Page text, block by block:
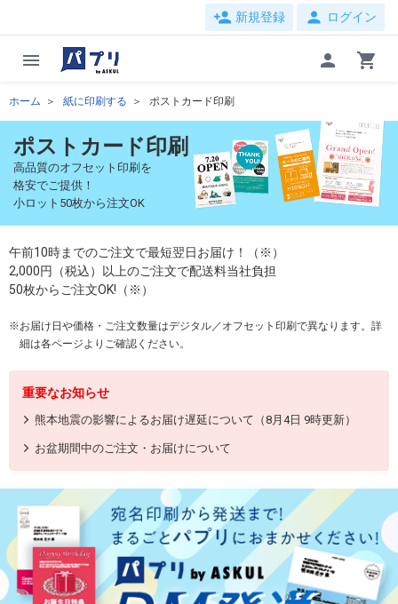
person_add 新規登録 person ログイン
menu person shopping_cart
ホーム 紙に印刷する ポストカード印刷
ポストカード印刷
高品質のオフセット印刷を
格安でご提供！
小ロット50枚から注文OK
午前10時までのご注文で最短翌日お届け！（※）
2,000円（税込）以上のご注文で配送料当社負担
50枚からご注文OK!（※）
お届け日や価格・ご注文数量はデジタル／オフセット印刷で異なります。詳
細は各ページよりご確認ください。
重要なお知らせ
熊本地震の影響によるお届け遅延について（8月4日 9時更新）
お盆期間中のご注文・お届けについて